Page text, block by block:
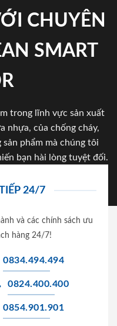
CHUYÊN
SMART
trong lĩnh vực sản xuất
nhựa, của chống cháy,
phẩm mà chúng tôi
bạn hài lòng tuyệt đối.
24/7
và các chính sách ưu
hàng 24/7!
0834.494.494
0824.400.400
0854.901.901